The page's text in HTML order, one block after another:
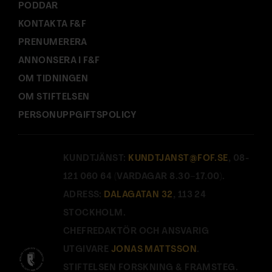
PODDAR
KONTAKTA F&F
PRENUMERERA
ANNONSERA I F&F
OM TIDNINGEN
OM STIFTELSEN
PERSONUPPGIFTSPOLICY
KUNDTJÄNST: KUNDTJANST@FOF.SE , 08-
121 060 64 (VARDAGAR 8.30–17.00).
ADRESS: DALAGATAN 32 , 113 24
STOCKHOLM.
CHEFREDAKTÖR OCH ANSVARIG
UTGIVARE JONAS MATTSSON .
STIFTELSEN FORSKNING & FRAMSTEG.